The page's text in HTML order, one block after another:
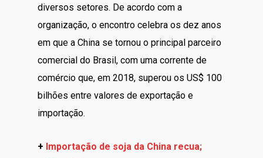
diversos setores. De acordo com a
organização, o encontro celebra os dez anos
em que a China se tornou o principal parceiro
comercial do Brasil, com uma corrente de
comércio que, em 2018, superou os US$ 100
bilhões entre valores de exportação e
importação.
+ Importação de soja da China recua;